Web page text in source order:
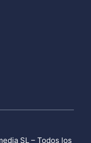
SL – Todos los